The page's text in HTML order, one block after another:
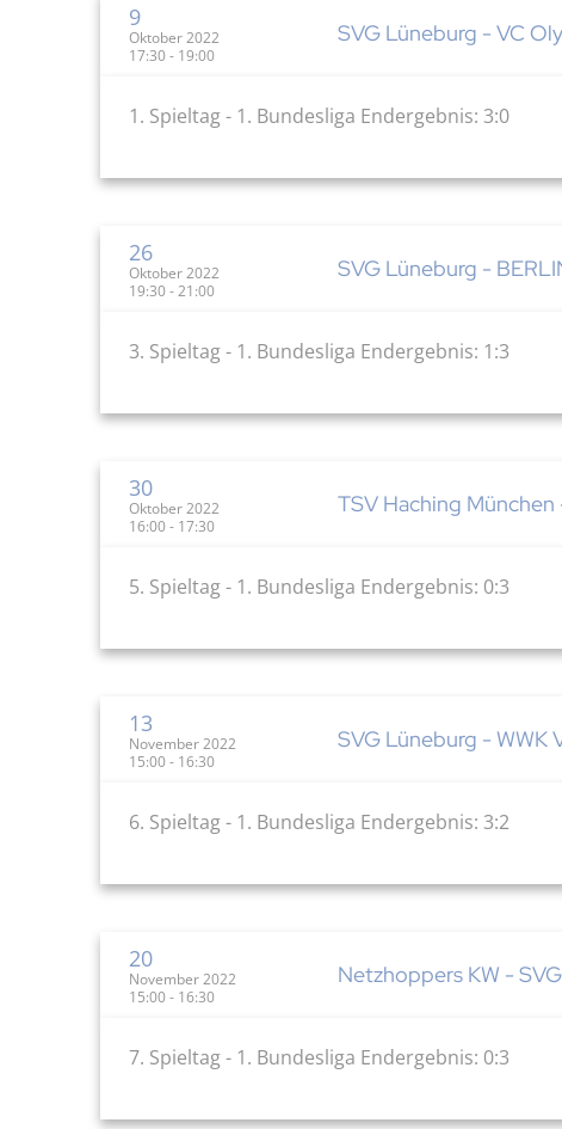
9
Oktober 2022
17:30 - 19:00
SVG Lüneburg - VC
1. Spieltag - 1. Bundesliga Endergebnis: 3:0
26
Oktober 2022
19:30 - 21:00
SVG Lüneburg -
3. Spieltag - 1. Bundesliga Endergebnis: 1:3
30
Oktober 2022
16:00 - 17:30
TSV Haching
5. Spieltag - 1. Bundesliga Endergebnis: 0:3
13
November 2022
15:00 - 16:30
SVG Lüneburg - WWK
6. Spieltag - 1. Bundesliga Endergebnis: 3:2
20
November 2022
15:00 - 16:30
Netzhoppers KW -
7. Spieltag - 1. Bundesliga Endergebnis: 0:3